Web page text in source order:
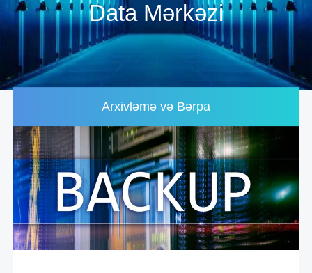
Data Mərkəzi
Arxivləmə və Bərpa